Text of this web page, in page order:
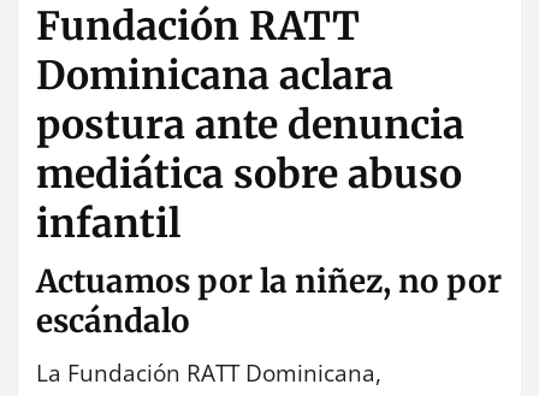
Fundación RATT
Dominicana aclara
postura ante denuncia
mediática sobre abuso
infantil
Actuamos por la niñez, no por
escándalo
La Fundación RATT Dominicana,